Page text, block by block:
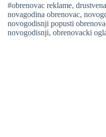
#obrenovac reklame,
novagodina obrenovac,
novogodisnji popusti
novogodisnji, obrenovacki